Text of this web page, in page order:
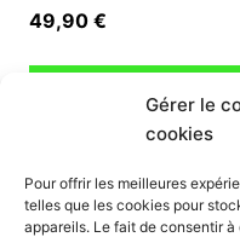
Gérer le
cookies
Pour offrir les meilleures
telles que les cookies pour
appareils. Le fait de consentir
49,90 €
Mon compte